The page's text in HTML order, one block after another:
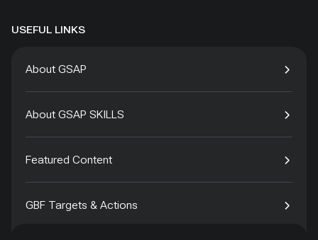
USEFUL LINKS
About GSAP
About GSAP SKILLS
Featured Content
GBF Targets & Actions